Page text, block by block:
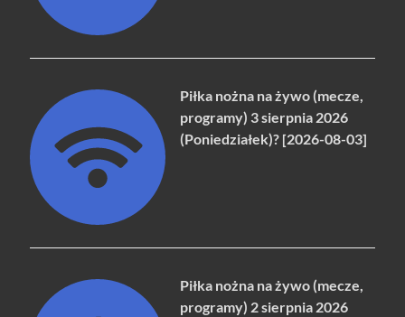
Piłka nożna na żywo (mecze,
programy) 3 sierpnia 2026
(Poniedziałek)? [2026-08-03]
Piłka nożna na żywo (mecze,
programy) 2 sierpnia 2026